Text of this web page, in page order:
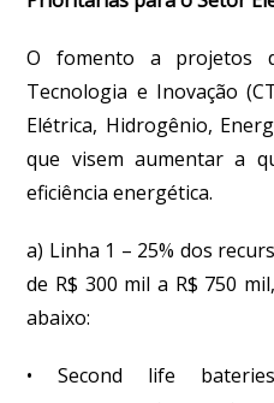
O fomento a projetos
Tecnologia e Inovação
Elétrica, Hidrogênio,
que visem aumentar a
eficiência energética.
a) Linha 1 – 25% dos
de R$ 300 mil a R$ 750
abaixo:
• Second life